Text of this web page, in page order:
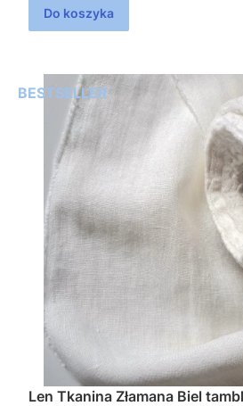
Do koszyka
BESTSELLER
Len Tkanina Złamana Biel